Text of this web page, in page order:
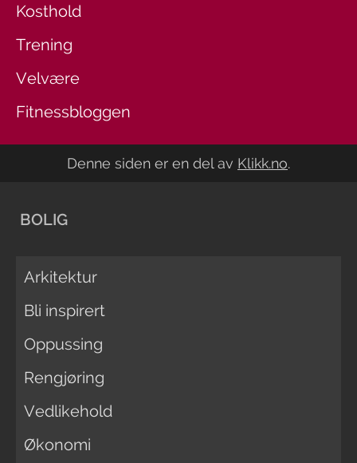
Kosthold
Trening
Velvære
Fitnessbloggen
Denne siden er en del av Klikk.no.
BOLIG
Arkitektur
Bli inspirert
Oppussing
Rengjøring
Vedlikehold
Økonomi